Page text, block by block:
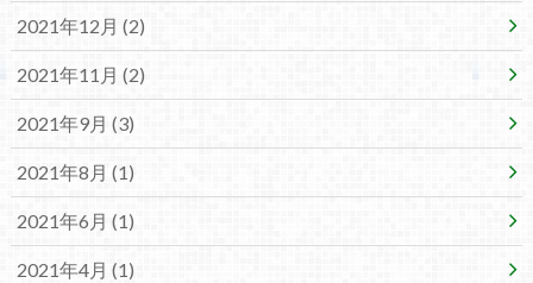
2021年12月 (2)
2021年11月 (2)
2021年9月 (3)
2021年8月 (1)
2021年6月 (1)
2021年4月 (1)